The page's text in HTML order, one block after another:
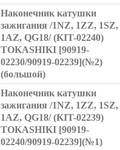
Наконечник катушки
зажигания /1NZ, 1ZZ, 1SZ,
1AZ, QG18/ (KIT-02240)
TOKASHIKI [90919-
02230/90919-02239](№2)
(большой)
Наконечник катушки
зажигания /1NZ, 1ZZ, 1SZ,
1AZ, QG18/ (KIT-02239)
TOKASHIKI [90919-
02240/90919-02239](№1)